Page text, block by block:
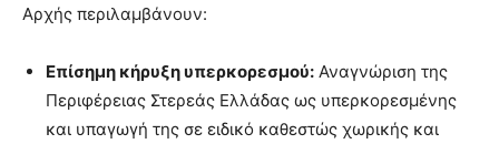
Αρχής περιλαμβάνουν:
Επίσημη κήρυξη υπερκορεσμού: Αναγνώριση της
Περιφέρειας Στερεάς Ελλάδας ως υπερκορεσμένης
και υπαγωγή της σε ειδικό καθεστώς χωρικής και